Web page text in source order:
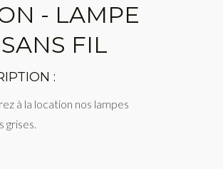
- LAMPE
FIL
:
à la location nos lampes
grises.